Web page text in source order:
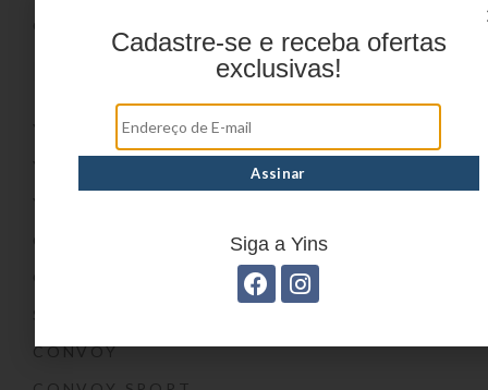
CONVOY
Cadastre-se e receba ofertas
exclusivas!
Siga a Yins